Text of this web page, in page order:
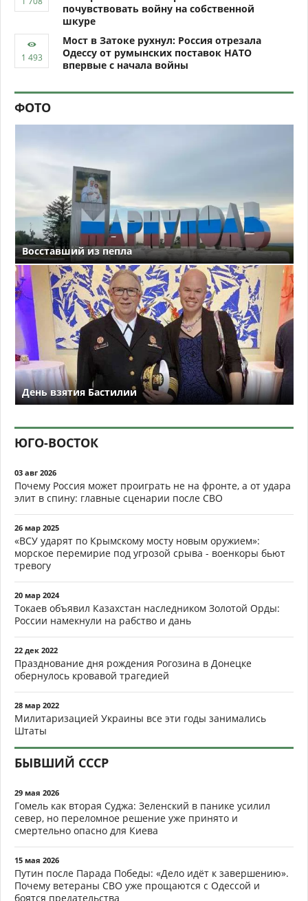
почувствовать войну на собственной
шкуре
Мост в Затоке рухнул: Россия отрезала
Одессу от румынских поставок НАТО
впервые с начала войны
ФОТО
Восставший из пепла
День взятия Бастилии
ЮГО-ВОСТОК
03 авг 2026
Почему Россия может проиграть не на фронте, а от удара
элит в спину: главные сценарии после СВО
26 мар 2025
«ВСУ ударят по Крымскому мосту новым оружием»:
морское перемирие под угрозой срыва - военкоры бьют
тревогу
20 мар 2024
Токаев объявил Казахстан наследником Золотой Орды:
России намекнули на рабство и дань
22 дек 2022
Празднование дня рождения Рогозина в Донецке
обернулось кровавой трагедией
28 мар 2022
Милитаризацией Украины все эти годы занимались
Штаты
БЫВШИЙ СССР
29 мая 2026
Гомель как вторая Суджа: Зеленский в панике усилил
север, но переломное решение уже принято и
смертельно опасно для Киева
15 мая 2026
Путин после Парада Победы: «Дело идёт к завершению».
Почему ветераны СВО уже прощаются с Одессой и
боятся предательства